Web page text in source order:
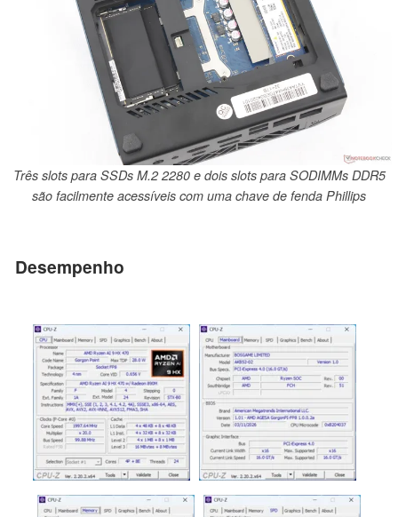
Três slots para SSDs M.2 2280 e dois slots para SODIMMs DDR5
são facilmente acessíveis com uma chave de fenda Phillips
Desempenho